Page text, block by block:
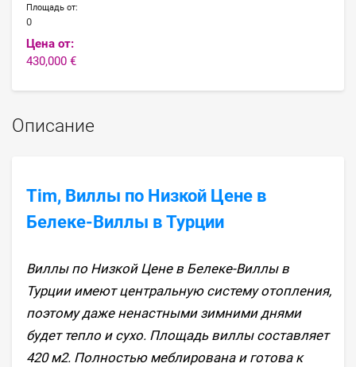
Площадь от:
0
Цена от:
430,000 €
Описание
Tim, Виллы по Низкой Цене в
Белеке-Виллы в Турции
Виллы по Низкой Цене в Белеке-Виллы в
Турции имеют центральную систему отопления,
поэтому даже ненастными зимними днями
будет тепло и сухо. Площадь виллы составляет
420 м2. Полностью меблирована и готова к